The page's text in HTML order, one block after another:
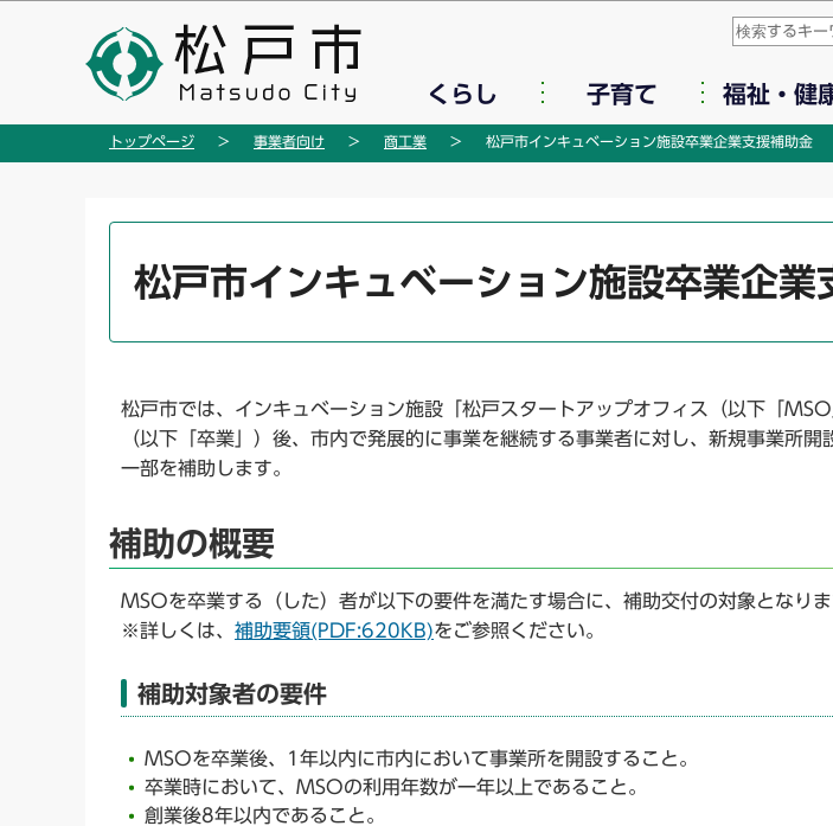
の
このページの本
くらし 子育て 福祉・健
トップページ 事業者向け 商工業 松戸市インキュベーション施設卒業企業支援補助金
松戸市インキュベーション施設卒業企業
松戸市では、インキュベーション施設「松戸スタートアップオフィス（以下「
（以下「卒業」）後、市内で発展的に事業を継続する事業者に対し、新規事業所
一部を補助します。
補助の概要
MSOを卒業する（した）者が以下の要件を満たす場合に、補助交付の対象となりま
※詳しくは、 補助要領(PDF:620KB)をご参照ください。
補助対象者の要件
MSOを卒業後、1年以内に市内において事業所を開設すること。
卒業時において、MSOの利用年数が一年以上であること。
創業後8年以内であること。